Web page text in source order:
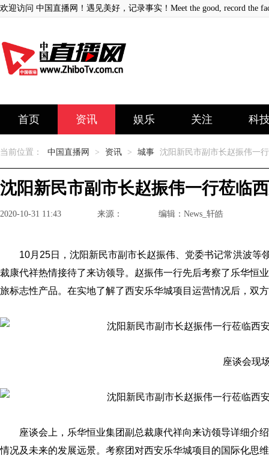
欢迎访问 中国直播网！遇见美好，记录事实！Meet the good, record the
首页 资讯 娱乐 关注 科
当前位置： 中国直播网 > 资讯 > 城事 沈阳新民市副市长赵振伟一
沈阳新民市副市长赵振伟一行莅临
2020-10-31 11:43 来源： 编辑：News_轩皓
​10月25日，沈阳新民市副市长赵振伟、党委书记常洪波等
裁康代祥热情接待了来访领导。赵振伟一行先后考察了乐华恒
旅标志性产品。在实地了解了西安乐华城项目运营情况后，双
座谈会现
座谈会上，乐华恒业集团副总裁康代祥向来访领导详细介
情况及未来的发展远景。考察团对西安乐华城项目的国际化思